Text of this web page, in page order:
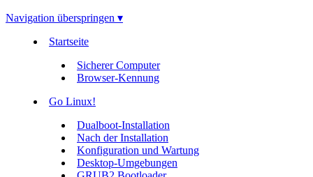
Navigation überspringen ▾
Startseite
Sicherer Computer
Browser-Kennung
Go Linux!
Dualboot-Installation
Nach der Installation
Konfiguration und Wartung
Desktop-Umgebungen